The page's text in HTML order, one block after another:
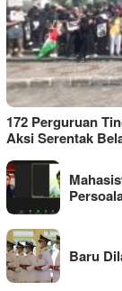
172 Perguruan
Aksi Serentak
Baru